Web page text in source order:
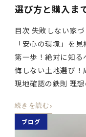
選び方と購入ま
目次 失敗しない家
「安心の環境」を
第一歩！絶対に知
悔しない土地選び！
現地確認の鉄則 理
続きを読む ›
ブログ